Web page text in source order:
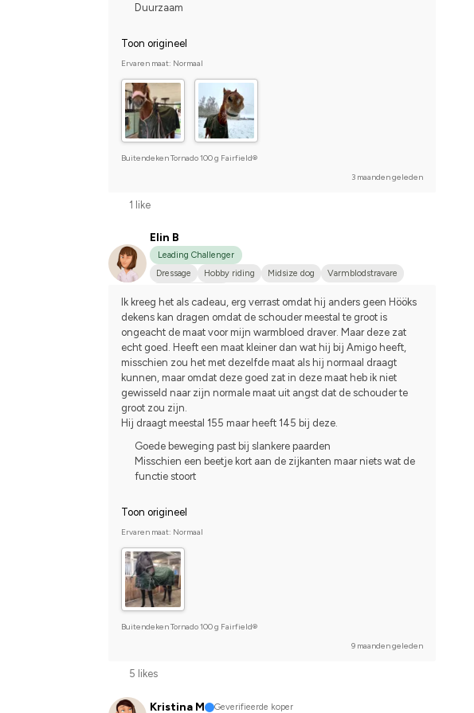
Duurzaam
Toon origineel
Ervaren maat: Normaal
Buitendeken Tornado 100 g Fairfield®
3 maanden geleden
1 like
Elin B
Leading Challenger
Dressage
Hobby riding Midsize dog
Varmblodstravare
Ik kreeg het als cadeau, erg verrast omdat hij anders geen Hööks
dekens kan dragen omdat de schouder meestal te groot is
ongeacht de maat voor mijn warmbloed draver. Maar deze zat
echt goed. Heeft een maat kleiner dan wat hij bij Amigo heeft,
misschien zou het met dezelfde maat als hij normaal draagt
kunnen, maar omdat deze goed zat in deze maat heb ik niet
gewisseld naar zijn normale maat uit angst dat de schouder te
groot zou zijn.
Hij draagt meestal 155 maar heeft 145 bij deze.
Goede beweging past bij slankere paarden
Misschien een beetje kort aan de zijkanten maar niets wat de
functie stoort
Toon origineel
Ervaren maat: Normaal
Buitendeken Tornado 100 g Fairfield®
9 maanden geleden
5 likes
Kristina M Geverifieerde koper